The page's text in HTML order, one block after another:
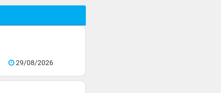
29/08/2026